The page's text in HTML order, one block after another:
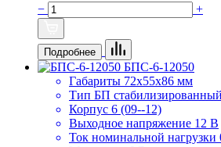
−
+
Подробнее
БПС-6-12050
Габариты 72х55х86 мм
Тип БП
Корпус 6 (09--12)
Выходное напряжение 12 В
Ток номинальной нагрузки